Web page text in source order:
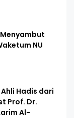
NU
Hadis dari
Prof. Dr.
Al-